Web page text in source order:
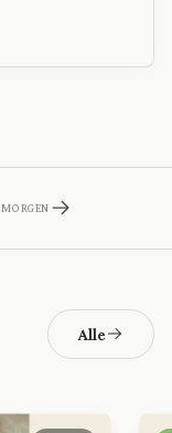
MORGEN
Alle